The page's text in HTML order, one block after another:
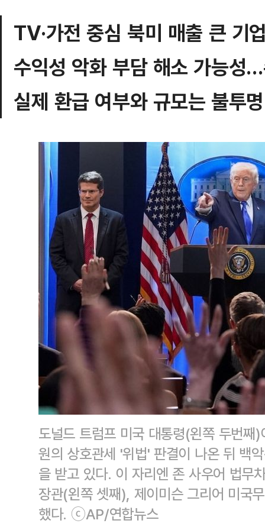
TV·가전 중심 북미 매출 큰 기
수익성 악화 부담 해소 가능성
실제 환급 여부와 규모는 불투
도널드 트럼프 미국 대통령(왼쪽 두번
원의 상호관세 '위법' 판결이 나온 뒤 백
을 받고 있다. 이 자리엔 존 사우어 법무
장관(왼쪽 셋째), 제이미슨 그리어 미국
했다. ⓒAP/연합뉴스